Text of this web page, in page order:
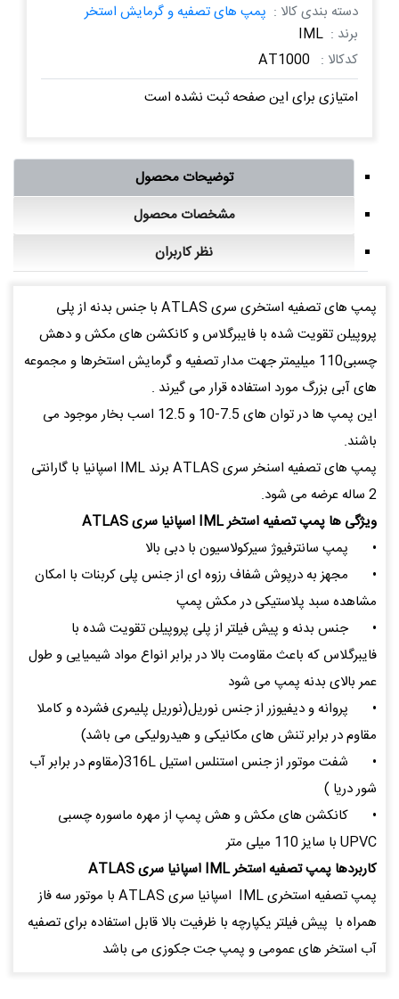
دسته بندی کالا : پمپ های تصفیه و گرمایش استخر
برند : IML
کدکالا : AT1000
امتیازی برای این صفحه ثبت نشده است
توضیحات محصول
مشخصات محصول
نظر کاربران
پمپ های تصفیه استخری سری ATLAS با جنس بدنه از پلی
پروپیلن تقویت شده با فایبرگلاس و کانکشن های مکش و دهش
چسبی110 میلیمتر جهت مدار تصفیه و گرمایش استخرها و مجموعه
های آبی بزرگ مورد استفاده قرار می گیرند .
این پمپ ها در توان های 7.5-10 و 12.5 اسب بخار موجود می
باشند.
پمپ های تصفیه اسنخر سری ATLAS برند IML اسپانیا با گارانتی
2 ساله عرضه می شود.
ویژگی ها پمپ تصفیه استخر IML اسپانیا سری ATLAS
•
پمپ سانترفیوژ سیرکولاسیون با دبی بالا
•
مجهز به درپوش شفاف رزوه ای از جنس پلی کربنات با امکان
مشاهده سبد پلاستیکی در مکش پمپ
•
جنس بدنه و پیش فیلتر از پلی پروپیلن تقویت شده با
فایبرگلاس که باعث مقاومت بالا در برابر انواع مواد شیمیایی و طول
عمر بالای بدنه پمپ می شود
•
پروانه و دیفیوزر از جنس نوریل(نوریل پلیمری فشرده و کاملا
مقاوم در برابر تنش های مکانیکی و هیدرولیکی می باشد)
•
شفت موتور از جنس استنلس استیل 316L(مقاوم در برابر آب
شور دریا )
•
کانکشن های مکش و هش پمپ از مهره ماسوره چسبی
UPVC با سایز 110 میلی متر
کاربردها پمپ تصفیه استخر IML اسپانیا سری ATLAS
پمپ تصفیه استخری IML اسپانیا سری ATLAS با موتور سه فاز
همراه با پیش فیلتر یکپارچه با ظرفیت بالا قابل استفاده برای تصفیه
آب استخر های عمومی و پمپ جت جکوزی می باشد